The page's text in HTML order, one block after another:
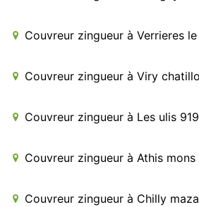
Couvreur zingueur à Verrieres
Couvreur zingueur à Viry
Couvreur zingueur à Les ulis
Couvreur zingueur à Athis mons
Couvreur zingueur à Chilly